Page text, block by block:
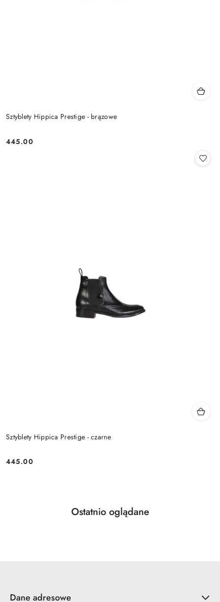
Sztyblety Hippica Prestige - brązowe
Cena:
445.00
Sztyblety Hippica Prestige - czarne
Cena:
445.00
Pomiń karuzelę produktów
Produkty
Ostatnio oglądane
Dane adresowe